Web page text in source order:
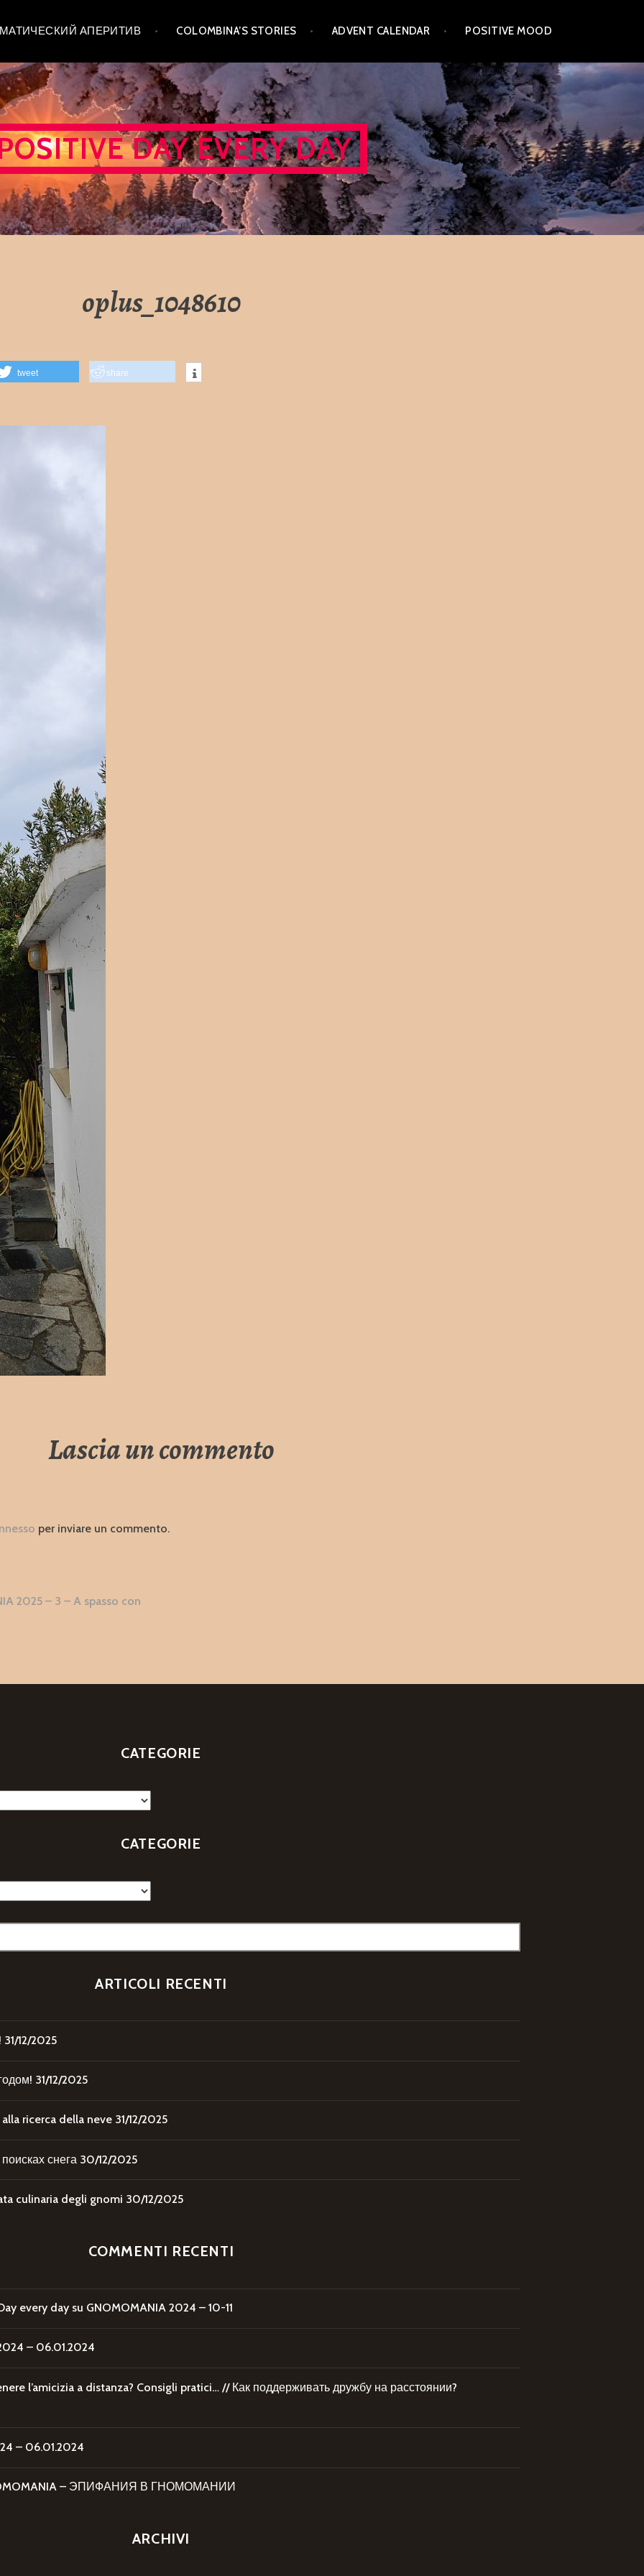
АПЕРИТИВ COLOMBINA’S STORIES ADVENT CALENDAR POSITIVE MOOD
DAY EVERY DAY
oplus_1048610
tweet share
Lascia un commento
per inviare un commento.
2025 – 3 – A spasso con
CATEGORIE
CATEGORIE
ARTICOLI RECENTI
31/12/2025
31/12/2025
ricerca della neve 31/12/2025
снега 30/12/2025
culinaria degli gnomi 30/12/2025
COMMENTI RECENTI
every day su GNOMOMANIA 2024 – 10-11
– 06.01.2024
l’amicizia a distanza? Consigli pratici… // Как поддерживать дружбу на расстоянии?
– 06.01.2024
– ЭПИФАНИЯ В ГНОМОМАНИИ
ARCHIVI